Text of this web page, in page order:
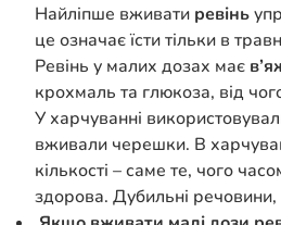
Найліпше вживати ревінь
це означає їсти тільки в
Ревінь у малих дозах має
крохмаль та глюкоза, від
У харчуванні
вживали черешки. В
кількості – саме те, чого
здорова. Дубильні речовини,